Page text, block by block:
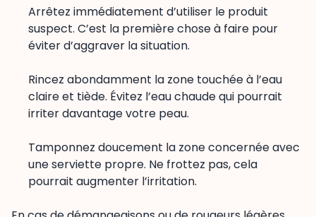
Arrêtez immédiatement d’utiliser le produit
suspect. C’est la première chose à faire pour
éviter d’aggraver la situation.
Rincez abondamment la zone touchée à l’eau
claire et tiède. Évitez l’eau chaude qui pourrait
irriter davantage votre peau.
Tamponnez doucement la zone concernée avec
une serviette propre. Ne frottez pas, cela
pourrait augmenter l’irritation.